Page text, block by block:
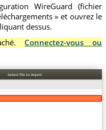
WireGuard (fichier
» et ouvrez le
dessus.
Connectez-vous ou